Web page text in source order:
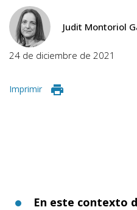
Judit Montoriol
24 de diciembre de 2021
Imprimir
En este contexto